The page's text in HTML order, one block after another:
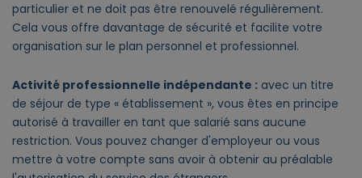
particulier et ne doit pas être renouvelé régulièrement.
Cela vous offre davantage de sécurité et facilite votre
organisation sur le plan personnel et professionnel.
Activité professionnelle indépendante : avec un titre
de séjour de type « établissement », vous êtes en principe
autorisé à travailler en tant que salarié sans aucune
restriction. Vous pouvez changer d'employeur ou vous
mettre à votre compte sans avoir à obtenir au préalable